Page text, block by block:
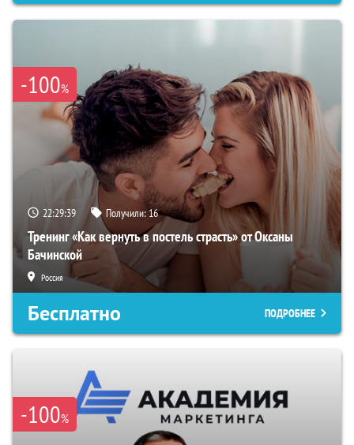
-100%
22:29:38 Получили:16
Тренинг «Как вернуть в постель страсть» от Оксаны
Бачинской
Россия
Бесплатно ПОДРОБНЕЕ
-100%